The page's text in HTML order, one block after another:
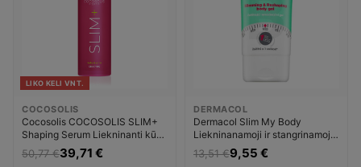
LIKO KELI VNT.
COCOSOLIS
Cocosolis COCOSOLIS SLIM+
Shaping Serum Liekninanti kūno
priežiūros priemonė Moterims
50,77 €39,71 €
DERMACOL
Dermacol Slim My Body
Liekninanamoji ir stangrinamoji
priemonė Liekninanti kūno
priežiūros priemonė Moterims
13,51 €9,55 €